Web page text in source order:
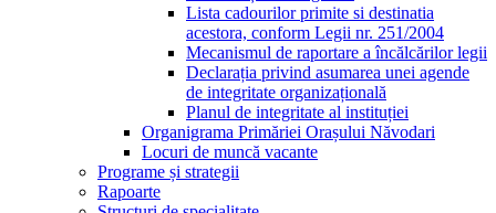
Lista cadourilor primite si destinatia
acestora, conform Legii nr. 251/2004
Mecanismul de raportare a încălcărilor legii
Declarația privind asumarea unei agende
de integritate organizațională
Planul de integritate al instituției
Organigrama Primăriei Orașului Năvodari
Locuri de muncă vacante
Programe și strategii
Rapoarte